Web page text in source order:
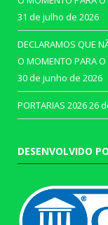
31 de julho de 2026
DECLARAMOS QUE
O MOMENTO PARA
30 de junho de 2026
PORTARIAS 202626
DESENVOLVIDO